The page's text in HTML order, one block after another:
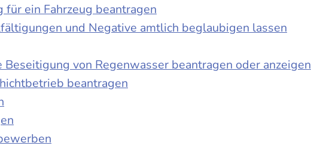
ein Fahrzeug beantragen
und Negative amtlich beglaubigen lassen
von Regenwasser beantragen oder anzeigen
beantragen